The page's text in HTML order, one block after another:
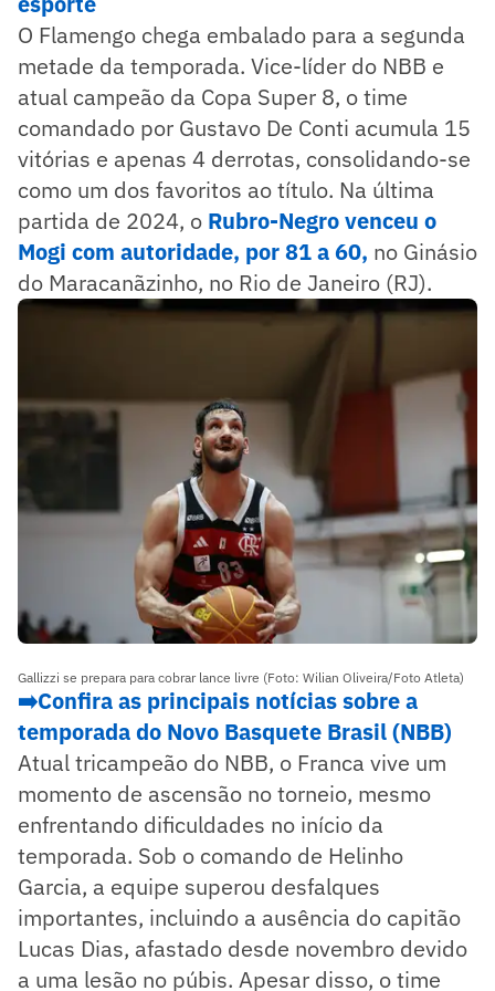
O Flamengo chega embalado para a segunda
metade da temporada. Vice-líder do NBB e
atual campeão da Copa Super 8, o time
comandado por Gustavo De Conti acumula 15
vitórias e apenas 4 derrotas, consolidando-se
como um dos favoritos ao título. Na última
partida de 2024, o Rubro-Negro venceu o
Mogi com autoridade, por 81 a 60, no Ginásio
do Maracanãzinho, no Rio de Janeiro (RJ).
Gallizzi se prepara para cobrar lance livre (Foto: Wilian Oliveira/Foto Atleta)
➡️Confira as principais notícias sobre a
temporada do Novo Basquete Brasil (NBB)
Atual tricampeão do NBB, o Franca vive um
momento de ascensão no torneio, mesmo
enfrentando dificuldades no início da
temporada. Sob o comando de Helinho
Garcia, a equipe superou desfalques
importantes, incluindo a ausência do capitão
Lucas Dias, afastado desde novembro devido
a uma lesão no púbis. Apesar disso, o time